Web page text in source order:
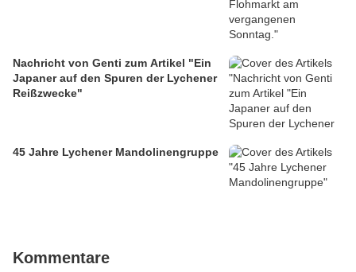
Nachricht von Genti zum Artikel "Ein
Japaner auf den Spuren der Lychener
Reißzwecke"
45 Jahre Lychener Mandolinengruppe
Kommentare